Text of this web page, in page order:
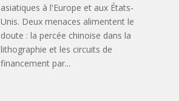
asiatiques à l'Europe et aux États-
Unis. Deux menaces alimentent le
doute : la percée chinoise dans la
lithographie et les circuits de
financement par...